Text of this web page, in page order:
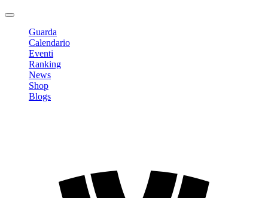
Guarda
Calendario
Eventi
Ranking
News
Shop
Blogs